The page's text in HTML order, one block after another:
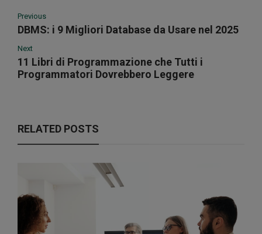
Previous
DBMS: i 9 Migliori Database da Usare nel 2025
Next
11 Libri di Programmazione che Tutti i
Programmatori Dovrebbero Leggere
RELATED POSTS